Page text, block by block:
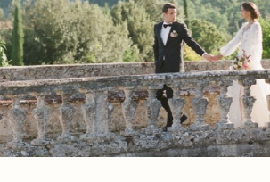
TOUREN